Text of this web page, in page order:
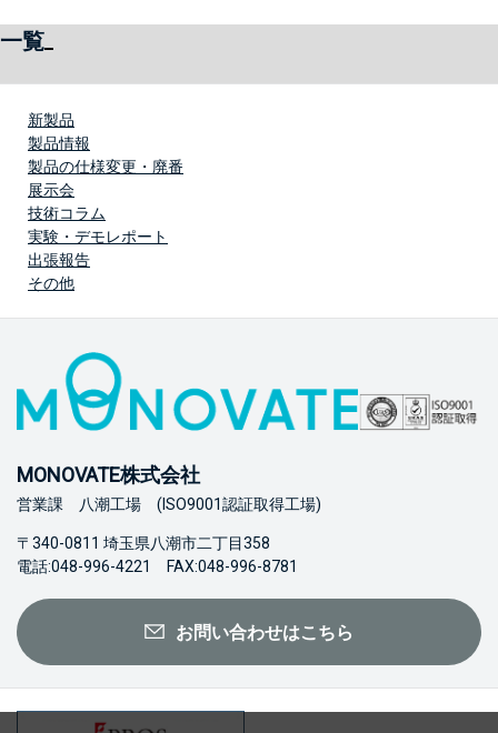
一覧
新製品
製品情報
製品の仕様変更・廃番
展示会
技術コラム
実験・デモレポート
出張報告
その他
MONOVATE株式会社
営業課 八潮工場 (ISO9001認証取得工場)
〒340-0811 埼玉県八潮市二丁目358
電話:048-996-4221 FAX:048-996-8781
お問い合わせはこちら